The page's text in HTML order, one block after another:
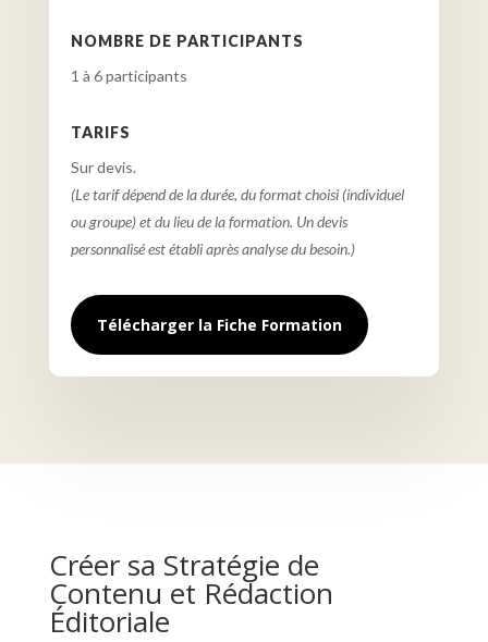
NOMBRE DE PARTICIPANTS
1 à 6 participants
TARIFS
Sur devis.
(Le tarif dépend de la durée, du format choisi (individuel
ou groupe) et du lieu de la formation. Un devis
personnalisé est établi après analyse du besoin.)
Télécharger la Fiche Formation
Créer sa Stratégie de
Contenu et Rédaction
Éditoriale